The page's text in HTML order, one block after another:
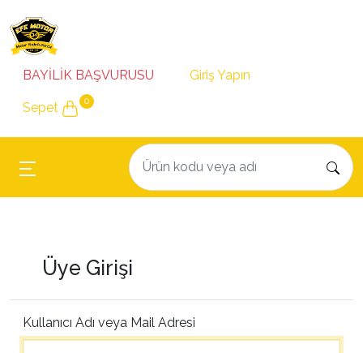
BAYİLİK BAŞVURUSU Giriş Yapın
Sepet 0
Üye Girişi
Kullanıcı Adı veya Mail Adresi